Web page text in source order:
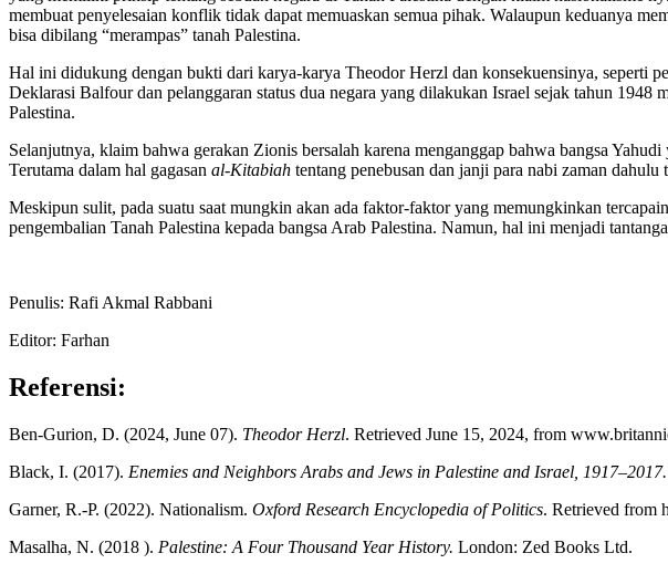
membuat penyelesaian konflik tidak dapat memuaskan semua pihak. Walaupun keduanya
bisa dibilang “merampas” tanah Palestina.
Hal ini didukung dengan bukti dari karya-karya Theodor Herzl dan konsekuensinya, seperti
Deklarasi Balfour dan pelanggaran status dua negara yang dilakukan Israel sejak tahun
Palestina.
Selanjutnya, klaim bahwa gerakan Zionis bersalah karena menganggap bahwa bangsa
Terutama dalam hal gagasan al-Kitabiah tentang penebusan dan janji para nabi zaman
Meskipun sulit, pada suatu saat mungkin akan ada faktor-faktor yang memungkinkan
pengembalian Tanah Palestina kepada bangsa Arab Palestina. Namun, hal ini menjadi
Penulis: Rafi Akmal Rabbani
Editor: Farhan
Referensi:
Ben-Gurion, D. (2024, June 07). Theodor Herzl. Retrieved June 15, 2024, from
Black, I. (2017). Enemies and Neighbors Arabs and Jews in Palestine and Israel, 1917–2017.
Garner, R.-P. (2022). Nationalism. Oxford Research Encyclopedia of Politics. Retrieved from
Masalha, N. (2018 ). Palestine: A Four Thousand Year History. London: Zed Books Ltd.